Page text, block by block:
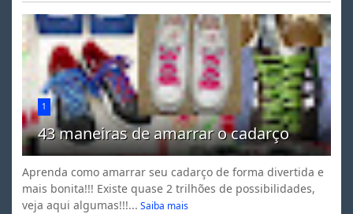
1
43 maneiras de amarrar o cadarço
Aprenda como amarrar seu cadarço de forma divertida e
mais bonita!!! Existe quase 2 trilhões de possibilidades,
veja aqui algumas!!!... Saiba mais